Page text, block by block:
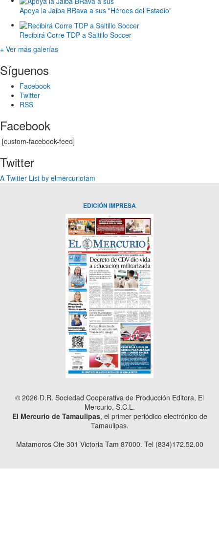
Apoya la Jaiba BRava a sus "Héroes del Estadio"
Recibirá Corre TDP a Saltillo Soccer
+ Ver más galerías
Síguenos
Facebook
Twitter
RSS
Facebook
[custom-facebook-feed]
Twitter
A Twitter List by elmercuriotam
EDICIÓN IMPRESA
© 2026 D.R. Sociedad Cooperativa de Producción Editora, El
Mercurio, S.C.L.
El Mercurio de Tamaulipas, el primer periódico electrónico de
Tamaulipas.
Matamoros Ote 301 Victoria Tam 87000. Tel (834)172.52.00